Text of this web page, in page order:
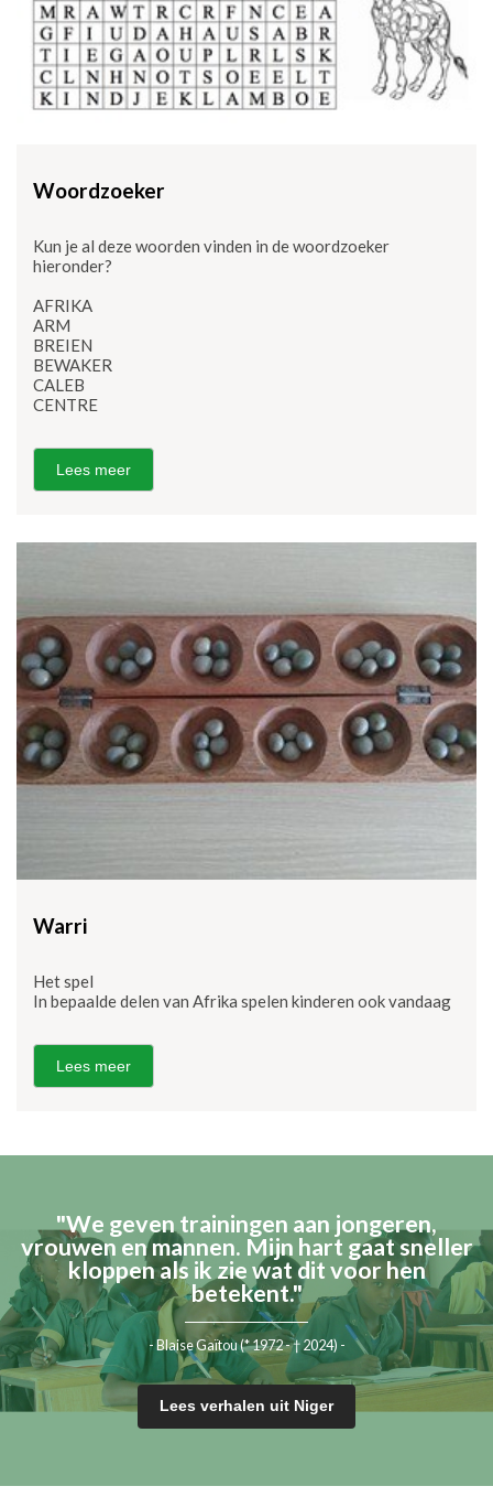
Woordzoeker
Kun je al deze woorden vinden in de woordzoeker
hieronder?
AFRIKA
ARM
BREIEN
BEWAKER
CALEB
CENTRE
Lees meer
Warri
Het spel
In bepaalde delen van Afrika spelen kinderen ook vandaag
Lees meer
"We geven trainingen aan jongeren,
vrouwen en mannen. Mijn hart gaat sneller
kloppen als ik zie wat dit voor hen
betekent."
- Blaise Gaïtou (* 1972 - † 2024) -
Lees verhalen uit Niger